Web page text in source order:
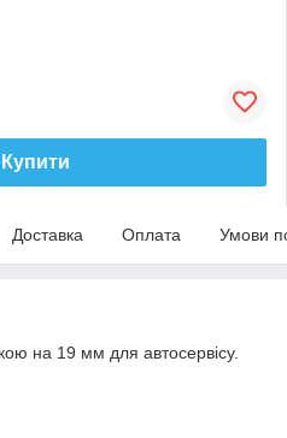
Купити
Доставка Оплата Умови
на 19 мм для автосервісу.